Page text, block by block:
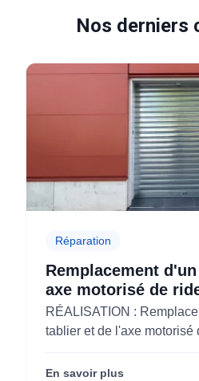
Nos derniers
Réparation
Remplacement
axe motorisé de
pour M'CHADAL
(95)
RÉALISATION :
tablier et de l'axe motorisé
Center) (95290).
En savoir plus